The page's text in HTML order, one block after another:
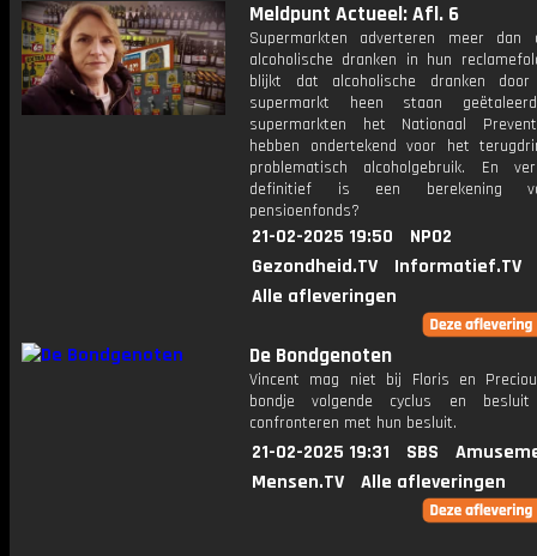
Meldpunt Actueel: Afl. 6
Supermarkten adverteren meer dan
alcoholische dranken in hun
blijkt dat alcoholische dranken
supermarkt heen staan
supermarkten het Nationaal
hebben ondertekend voor het
problematisch alcoholgebruik. En
definitief is een berekening
pensioenfonds?
21-02-2025 19:50
NPO2
Gezondheid.TV
Informatief.TV
Alle afleveringen
De Bondgenoten
Vincent mag niet bij Floris en
bondje volgende cyclus en
confronteren met hun besluit.
21-02-2025 19:31 SBS
Mensen.TV
Alle afleveringen